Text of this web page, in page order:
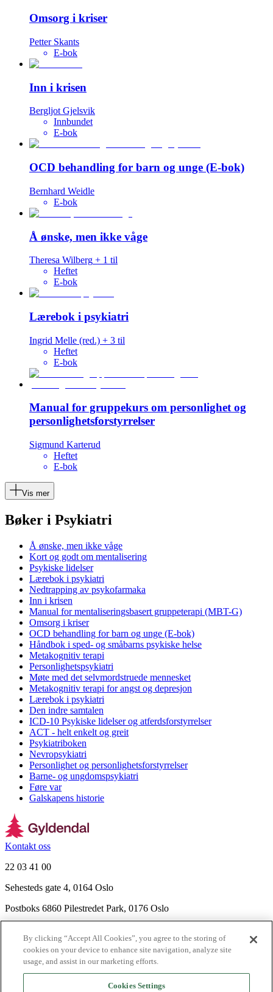
Omsorg i kriser
Petter Skants
E-bok
Inn i krisen
Bergljot Gjelsvik
Innbundet
E-bok
OCD behandling for barn og unge (E-bok)
Bernhard Weidle
E-bok
Å ønske, men ikke våge
Theresa Wilberg + 1 til
Heftet
E-bok
Lærebok i psykiatri
Ingrid Melle (red.) + 3 til
Heftet
E-bok
Manual for gruppekurs om personlighet og
personlighetsforstyrrelser
Sigmund Karterud
Heftet
E-bok
Vis mer
Bøker i Psykiatri
Å ønske, men ikke våge
Kort og godt om mentalisering
Psykiske lidelser
Lærebok i psykiatri
Nedtrapping av psykofarmaka
Inn i krisen
Manual for mentaliseringsbasert gruppeterapi (MBT-G)
Omsorg i kriser
OCD behandling for barn og unge (E-bok)
Håndbok i sped- og småbarns psykiske helse
Metakognitiv terapi
Personlighetspsykiatri
Møte med det selvmordstruede mennesket
Metakognitiv terapi for angst og depresjon
Lærebok i psykiatri
Den indre samtalen
ICD-10 Psykiske lidelser og atferdsforstyrrelser
ACT - helt enkelt og greit
Psykiatriboken
Nevropsykiatri
Personlighet og personlighetsforstyrrelser
Barne- og ungdomspsykiatri
Føre var
Galskapens historie
Kontakt oss
22 03 41 00
Sehesteds gate 4, 0164 Oslo
Postboks 6860 Pilestredet Park, 0176 Oslo
Nyhetsbrev
Ledige stillinger
Send inn manus
By clicking “Accept All Cookies”, you agree to the storing of
cookies on your device to enhance site navigation, analyze site
usage, and assist in our marketing efforts.
Cookies Settings